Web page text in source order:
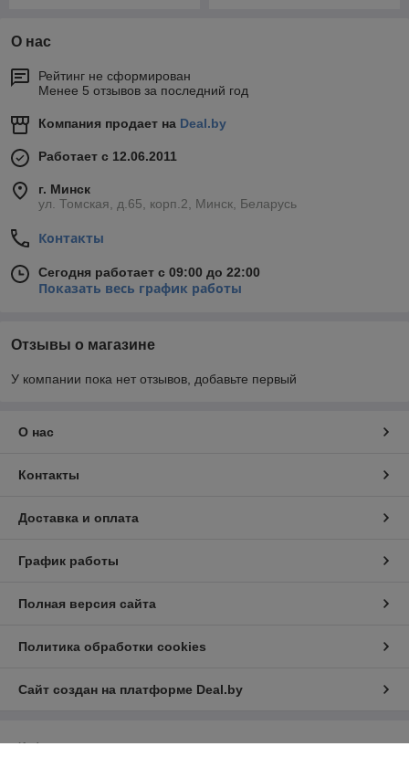
О нас
Рейтинг не сформирован
Менее 5 отзывов за последний год
Компания продает на Deal.by
Работает с 12.06.2011
г. Минск
ул. Томская, д.65, корп.2, Минск, Беларусь
Контакты
Сегодня работает с 09:00 до 22:00
Показать весь график работы
Отзывы о магазине
У компании пока нет отзывов, добавьте первый
О нас
Контакты
Доставка и оплата
График работы
Полная версия сайта
Политика обработки cookies
Сайт создан на платформе Deal.by
Информация для покупателя